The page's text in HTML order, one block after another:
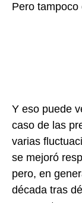
Pero
Y eso puede
caso de las
varias
se mejoró
pero, en
década tras